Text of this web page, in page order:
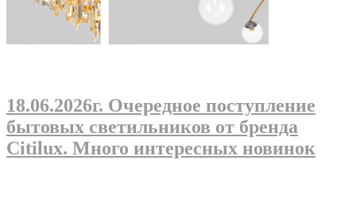
18.06.2026г. Очередное поступление
бытовых светильников от бренда
Citilux. Много интересных новинок